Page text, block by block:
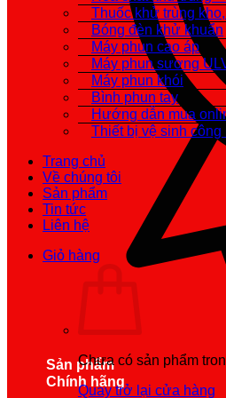
Sản phẩm
Chính hãng
Thuốc khử trùng
Bóng đèn khử khuẩn
Máy phun cao áp
Máy phun sương
Máy phun khói
Bình phun tay
Hướng dẫn mua
Thiết bị vệ sinh công
Trang chủ
Về chúng tôi
Sản phẩm
Tin tức
Liên hệ
Giỏ hàng
Chưa có sản phẩm
Quay trở lại cửa hàng